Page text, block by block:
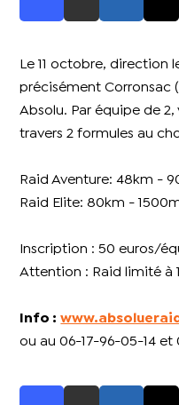
Le 11 octobre, direction
précisément Corronsac
Absolu. Par équipe de
travers 2 formules au
Raid Aventure: 48km -
Raid Elite: 80km -
Inscription : 50 euros/
Attention : Raid limité à
Info :
ou au 06-17-96-05-14